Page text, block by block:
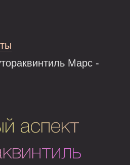
Марс -
аспект